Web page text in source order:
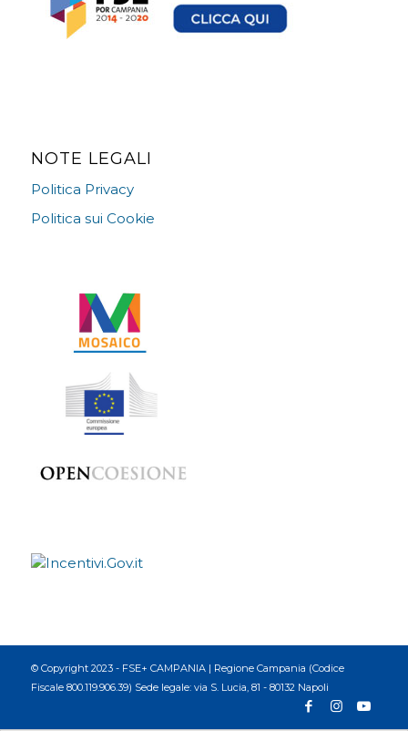
NOTE LEGALI
Politica Privacy
Politica sui Cookie
© Copyright 2023 - FSE+ CAMPANIA | Regione Campania (Codice
Fiscale 800.119.906.39) Sede legale: via S. Lucia, 81 - 80132 Napoli